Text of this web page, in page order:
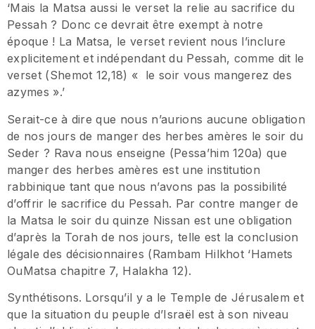
‘Mais la Matsa aussi le verset la relie au sacrifice du
Pessah ? Donc ce devrait être exempt à notre
époque ! La Matsa, le verset revient nous l’inclure
explicitement et indépendant du Pessah, comme dit le
verset (Shemot 12,18) « le soir vous mangerez des
azymes ».’
Serait-ce à dire que nous n’aurions aucune obligation
de nos jours de manger des herbes amères le soir du
Seder ? Rava nous enseigne (Pessa’him 120a) que
manger des herbes amères est une institution
rabbinique tant que nous n’avons pas la possibilité
d’offrir le sacrifice du Pessah. Par contre manger de
la Matsa le soir du quinze Nissan est une obligation
d’après la Torah de nos jours, telle est la conclusion
légale des décisionnaires (Rambam Hilkhot ‘Hamets
OuMatsa chapitre 7, Halakha 12).
Synthétisons. Lorsqu’il y a le Temple de Jérusalem et
que la situation du peuple d’Israël est à son niveau